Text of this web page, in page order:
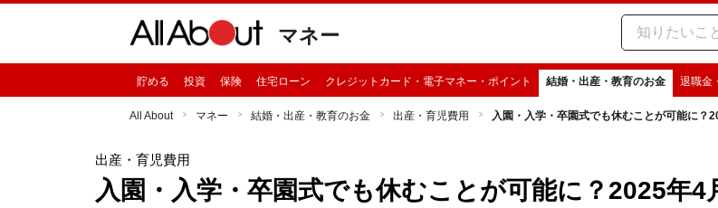
マネー
貯める 投資 保険 住宅ローン クレジットカード・電子マネー・ポイント 結婚・出産・教育のお金 退職金
All About マネー 結婚・出産・教育のお金 出産・育児費用 入園・入学・卒園式でも休むことが可能に？
出産・育児費用
入園・入学・卒園式でも休むことが可能に？2025年4